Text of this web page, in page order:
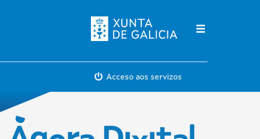
Acceso aos servizos